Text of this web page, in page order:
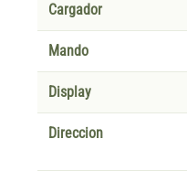
Cargador
Mando
Display
Direccion